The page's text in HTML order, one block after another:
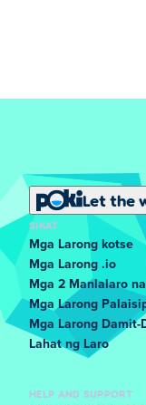
Let the
SIKAT
Mga Larong kotse
Mga Larong .io
Mga 2 Manlalaro
Mga Larong
Mga Larong Damit-
Lahat ng Laro
HELP AND SUPPORT